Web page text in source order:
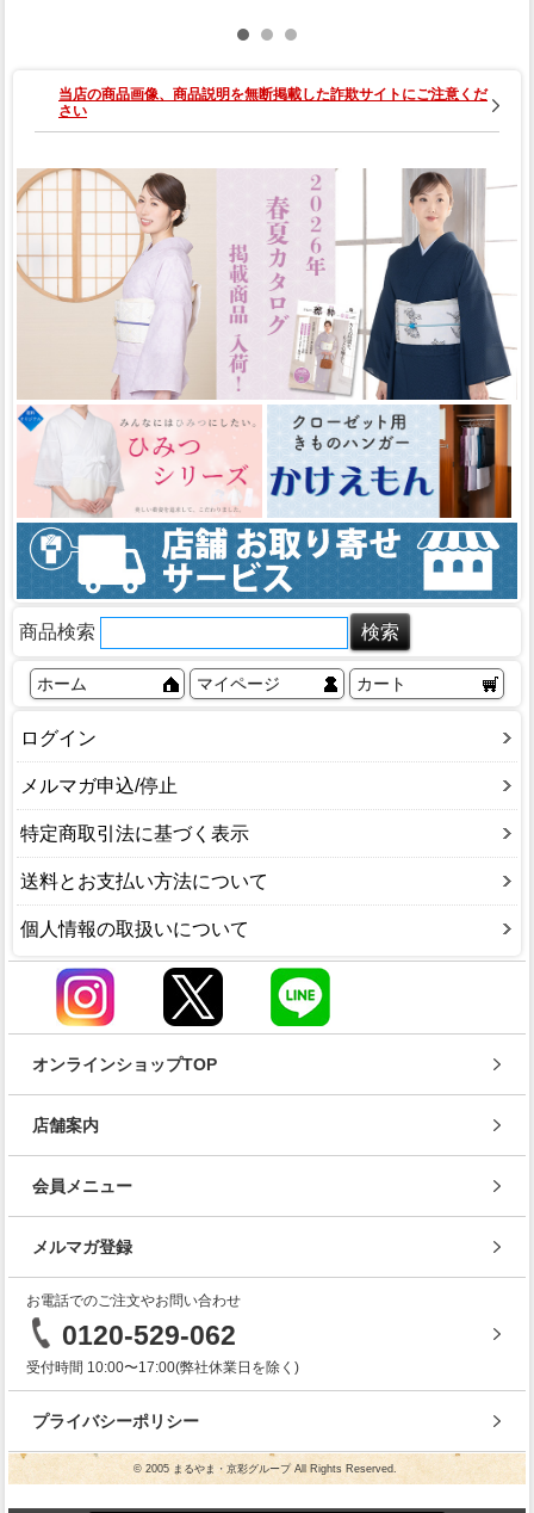
当店の商品画像、商品説明を無断掲載した詐欺サイトにご注意くだ
さい
商品検索
ホーム マイページ カート
ログイン
メルマガ申込/停止
特定商取引法に基づく表示
送料とお支払い方法について
個人情報の取扱いについて
オンラインショップTOP
店舗案内
会員メニュー
メルマガ登録
お電話でのご注文やお問い合わせ
0120-529-062
受付時間 10:00〜17:00(弊社休業日を除く)
プライバシーポリシー
© 2005 まるやま・京彩グループ All Rights Reserved.